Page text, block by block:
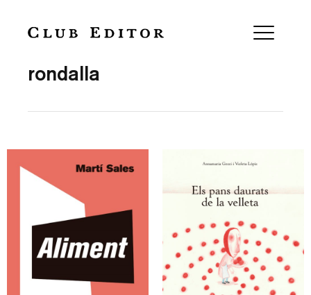
rondalla